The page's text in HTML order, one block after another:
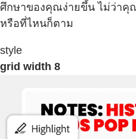
ศึกษาของคุณง่ายขึ้น ไม่ว่าคุ
หรือที่ไหนก็ตาม
style
grid width 8